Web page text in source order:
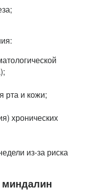
рта и кожи;
хронических
из-за риска
миндалин